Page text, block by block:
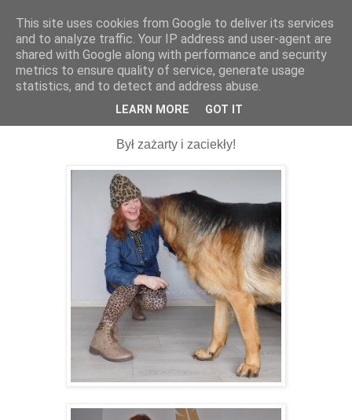
24 marca 2021
Pojedynek pantery z tygrysem :D
Był zażarty i zaciekły!
This site uses cookies from Google to deliver its services
and to analyze traffic. Your IP address and user-agent are
shared with Google along with performance and security
metrics to ensure quality of service, generate usage
statistics, and to detect and address abuse.
LEARN MORE GOT IT